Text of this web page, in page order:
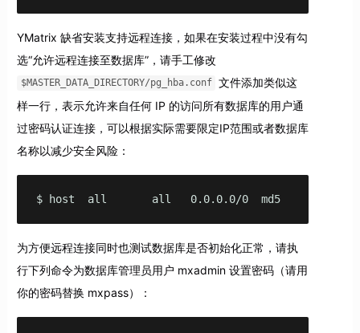
YMatrix 缺省安装支持远程连接，如果在安装过程中没有勾
选“允许远程连接至数据库”，请手工修改
$MASTER_DATA_DIRECTORY/pg_hba.conf
文件添加类似这
样一行，表示允许来自任何 IP 的访问所有数据库的用户通
过密码认证连接，可以根据实际需要限定IP范围或者数据库
名称以减少安全风险：
$ host  all       all   0.0.0.0/0  md5
为方便远程连接同时也测试数据库是否初始化正常，请执
行下列命令为数据库管理员用户 mxadmin 设置密码（请用
你的密码替换 mxpass）：